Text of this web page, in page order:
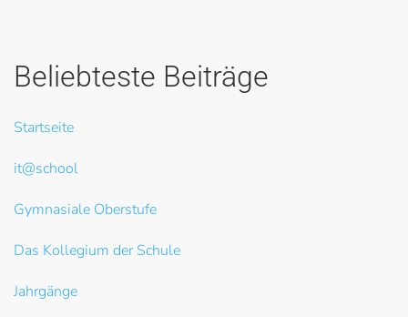
Beliebteste Beiträge
Startseite
it@school
Gymnasiale Oberstufe
Das Kollegium der Schule
Jahrgänge